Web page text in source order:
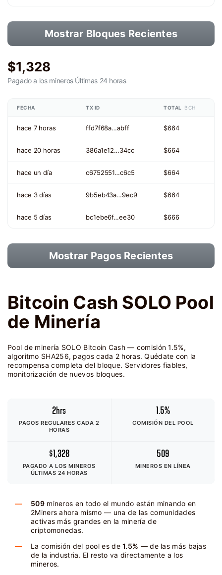
Mostrar Bloques Recientes
$1,328
Pagado a los mineros Últimas 24 horas
FECHA TX ID TOTAL BCH
hace 7 horas ffd7f68a…abff $664
hace 20 horas 386a1e12…34cc $664
hace un día c6752551…c6c5 $664
hace 3 días 9b5eb43a…9ec9 $664
hace 5 días bc1ebe6f…ee30 $666
Mostrar Pagos Recientes
Bitcoin Cash SOLO Pool
de Minería
Pool de minería SOLO Bitcoin Cash — comisión 1.5%,
algoritmo SHA256, pagos cada 2 horas. Quédate con la
recompensa completa del bloque. Servidores fiables,
monitorización de nuevos bloques.
2hrs
PAGOS REGULARES CADA 2
HORAS
1.5%
COMISIÓN DEL POOL
$1,328
PAGADO A LOS MINEROS
ÚLTIMAS 24 HORAS
509
MINEROS EN LÍNEA
509mineros en todo el mundo están minando en
2Miners ahora mismo — una de las comunidades
activas más grandes en la minería de
criptomonedas.
La comisión del pool es de1.5% — de las más bajas
de la industria. El resto va directamente a los
mineros.